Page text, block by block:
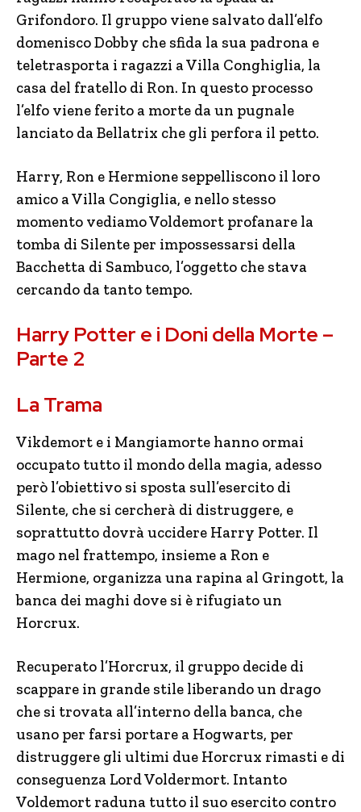
Grifondoro. Il gruppo viene salvato dall’elfo
domenisco Dobby che sfida la sua padrona e
teletrasporta i ragazzi a Villa Conghiglia, la
casa del fratello di Ron. In questo processo
l’elfo viene ferito a morte da un pugnale
lanciato da Bellatrix che gli perfora il petto.
Harry, Ron e Hermione seppelliscono il loro
amico a Villa Congiglia, e nello stesso
momento vediamo Voldemort profanare la
tomba di Silente per impossessarsi della
Bacchetta di Sambuco, l’oggetto che stava
cercando da tanto tempo.
Harry Potter e i Doni della Morte –
Parte 2
La Trama
Vikdemort e i Mangiamorte hanno ormai
occupato tutto il mondo della magia, adesso
però l’obiettivo si sposta sull’esercito di
Silente, che si cercherà di distruggere, e
soprattutto dovrà uccidere Harry Potter. Il
mago nel frattempo, insieme a Ron e
Hermione, organizza una rapina al Gringott, la
banca dei maghi dove si è rifugiato un
Horcrux.
Recuperato l’Horcrux, il gruppo decide di
scappare in grande stile liberando un drago
che si trovata all’interno della banca, che
usano per farsi portare a Hogwarts, per
distruggere gli ultimi due Horcrux rimasti e di
conseguenza Lord Voldermort. Intanto
Voldemort raduna tutto il suo esercito contro